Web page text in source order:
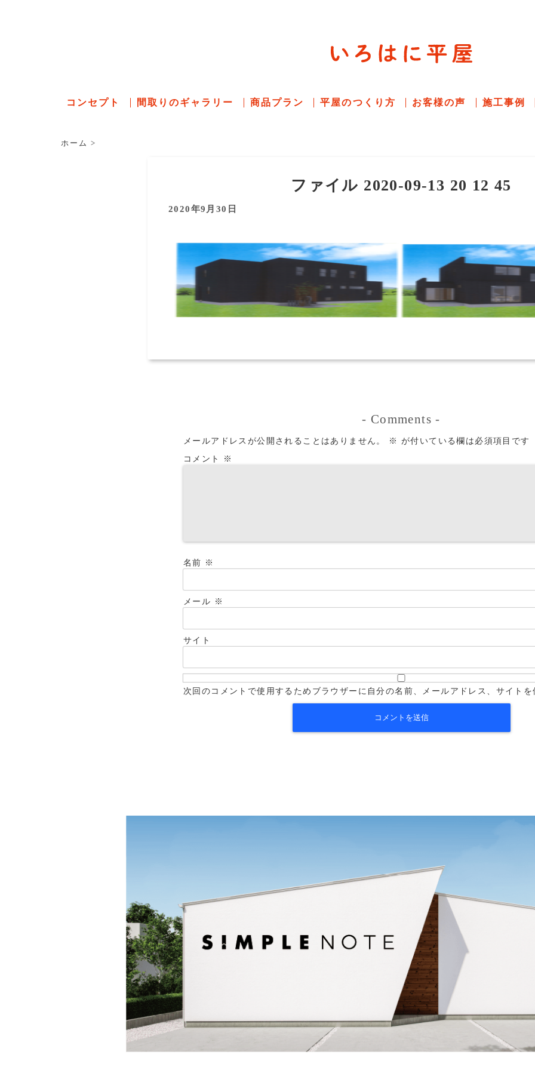
コンセプト 間取りのギャラリー 商品プラン 平屋のつくり方 お客様の声 施工事例
ホーム >
ファイル 2020-09-13 20 12 45
2020年9月30日
- Comments -
メールアドレスが公開されることはありません。 ※ が付いている欄は必須項目です
コメント
※
名前 ※
メール ※
サイト
次回のコメントで使用するためブラウザーに自分の名前、メールアドレス、サイトを